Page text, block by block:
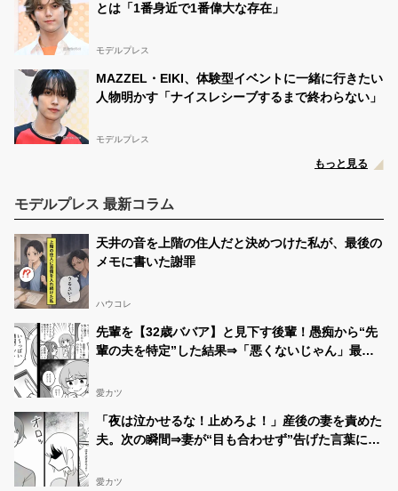
とは「1番身近で1番偉大な存在」
モデルプレス
MAZZEL・EIKI、体験型イベントに一緒に行きたい
人物明かす「ナイスレシーブするまで終わらない」
モデルプレス
もっと見る
モデルプレス 最新コラム
天井の音を上階の住人だと決めつけた私が、最後の
メモに書いた謝罪
ハウコレ
先輩を【32歳ババア】と見下す後輩！愚痴から“先
輩の夫を特定”した結果⇒「悪くないじゃん」最悪
愛カツ
「夜は泣かせるな！止めろよ！」産後の妻を責めた
夫。次の瞬間⇒妻が“目も合わせず”告げた言葉に…
愛カツ